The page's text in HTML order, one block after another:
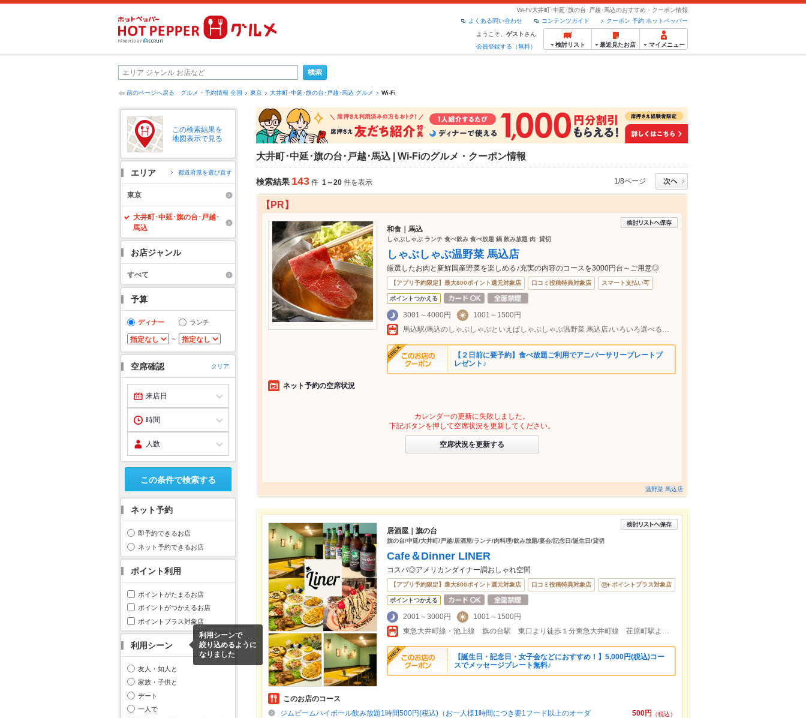
Wi-Fi/大井町･中延･旗の台･戸越･馬込のおすすめ・クーポン情報
クーポン 予約 ホットペッパー
コンテンツガイド
よくある問い合わせ
ようこそ、 ゲスト さん
会員登録する（無料）
検討リスト 最近見たお店 マイメニュー
前のページへ戻る グルメ・予約情報 全国 東京 大井町･中延･旗の台･戸越･馬込 グルメ Wi-Fi
この検索結果を
地図表示で見る
エリア 都道府県を選び直す
東京
大井町･中延･旗の台･戸越･
馬込
お店ジャンル
すべて
予算
ディナー ランチ
～
空席確認 クリア
この条件で検索する
ネット予約
即予約できるお店
ネット予約できるお店
ポイント利用
ポイントがたまるお店
ポイントがつかえるお店
ポイントプラス対象店
利用シーン
利用シーンで
絞り込めるように
なりました
友人・知人と
家族・子供と
デート
一人で
大井町･中延･旗の台･戸越･馬込 | Wi-Fiのグルメ・クーポン情報
検索結果 143 件 1～20 件を表示 1/8ページ
【PR】
和食｜馬込
しゃぶしゃぶ ランチ 食べ飲み 食べ放題 鍋 飲み放題 肉 貸切
しゃぶしゃぶ温野菜 馬込店
厳選したお肉と新鮮国産野菜を楽しめる♪充実の内容のコースを3000円台～ご用意◎
【アプリ予約限定】最大800ポイント還元対象店 口コミ投稿特典対象店 スマート支払い可
ポイントつかえる
3001～4000円
1001～1500円
馬込駅/馬込のしゃぶしゃぶといえばしゃぶしゃぶ温野菜 馬込店♪いろいろ選べる食べ放題や宴会コースもご用意！
【２日前に要予約】食べ放題ご利用でアニバーサリープレートプ
レゼント♪
ネット予約の空席状況
カレンダーの更新に失敗しました。
下記ボタンを押して空席状況を更新してください。
空席状況を更新する
温野菜 馬込店
居酒屋｜旗の台
旗の台/中延/大井町/戸越/居酒屋/ランチ/肉料理/飲み放題/宴会/記念日/誕生日/貸切
Cafe＆Dinner LINER
コスパ◎アメリカンダイナー調おしゃれ空間
【アプリ予約限定】最大800ポイント還元対象店 口コミ投稿特典対象店 ポイントプラス対象店
ポイントつかえる
2001～3000円
1001～1500円
東急大井町線・池上線 旗の台駅 東口より徒歩１分東急大井町線 荏原町駅より徒歩５分
【誕生日・記念日・女子会などにおすすめ！】5,000円(税込)コー
スでメッセージプレート無料♪
このお店のコース
500円
（税込）
ジムビームハイボール飲み放題1時間500円(税込)（お一人様1時間につき要1フード以上のオーダ